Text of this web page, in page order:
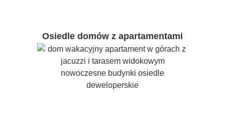
Osiedle domów z apartamentami